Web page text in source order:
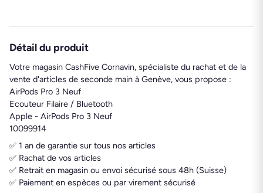
Détail du produit
Votre magasin CashFive Cornavin, spécialiste du rachat et de la
vente d'articles de seconde main à Genève, vous propose :
AirPods Pro 3 Neuf
Ecouteur Filaire / Bluetooth
Apple - AirPods Pro 3 Neuf
10099914
✅ 1 an de garantie sur tous nos articles
✅ Rachat de vos articles
✅ Retrait en magasin ou envoi sécurisé sous 48h (Suisse)
✅ Paiement en espèces ou par virement sécurisé